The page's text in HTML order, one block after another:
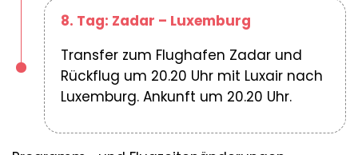
8. Tag: Zadar – Luxemburg
Transfer zum Flughafen Zadar und
Rückflug um 20.20 Uhr mit Luxair nach
Luxemburg. Ankunft um 20.20 Uhr.